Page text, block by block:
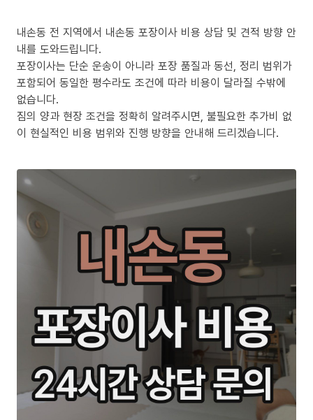
내손동 전 지역에서 내손동 포장이사 비용 상담 및 견적 방향 안
내를 도와드립니다.
포장이사는 단순 운송이 아니라 포장 품질과 동선, 정리 범위가
포함되어 동일한 평수라도 조건에 따라 비용이 달라질 수밖에
없습니다.
짐의 양과 현장 조건을 정확히 알려주시면, 불필요한 추가비 없
이 현실적인 비용 범위와 진행 방향을 안내해 드리겠습니다.